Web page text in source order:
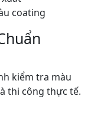
coating
kiểm tra màu
thi công thực tế.